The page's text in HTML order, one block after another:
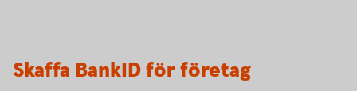
Skaffa BankID för företag